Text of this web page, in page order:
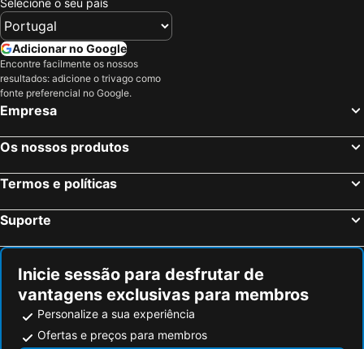
Selecione o seu país
Adicionar no Google
Encontre facilmente os nossos
resultados: adicione o trivago como
fonte preferencial no Google.
Empresa
Os nossos produtos
Termos e políticas
Suporte
Inicie sessão para desfrutar de
vantagens exclusivas para membros
Personalize a sua experiência
Ofertas e preços para membros